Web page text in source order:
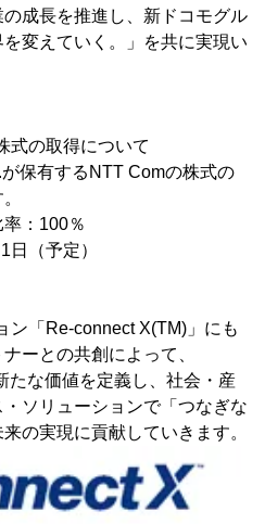
成長を推進し、新ドコモグル
変えていく。」を共に実現い
式の取得について
保有するNTT Comの株式の
：100％
（予定）
「Re-connect X(TM)」にも
ーとの共創によって、
たな価値を定義し、社会・産
ソリューションで「つなぎな
の実現に貢献していきます。